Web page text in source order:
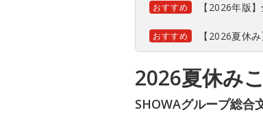
おすすめ 【2026年版
おすすめ 【2026夏休
2026夏休み
SHOWAグループ総合